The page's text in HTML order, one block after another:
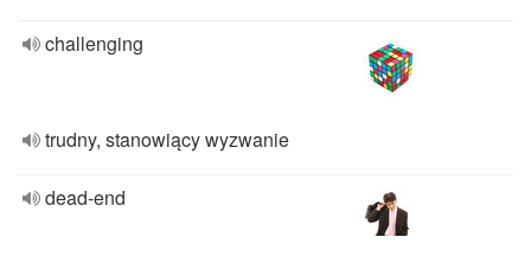
challenging
trudny, stanowiący wyzwanie
dead-end